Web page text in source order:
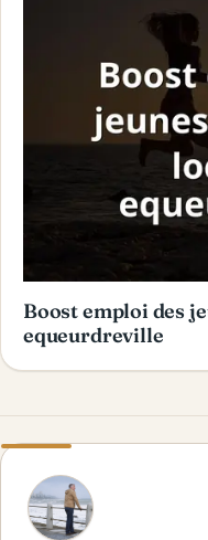
Boost emploi des
equeurdreville
A